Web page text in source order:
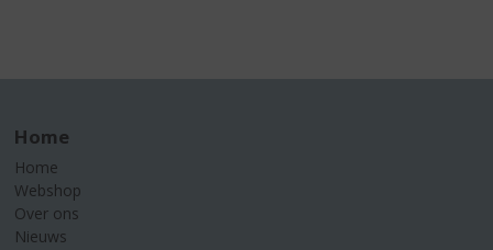
Home
Home
Webshop
Over ons
Nieuws